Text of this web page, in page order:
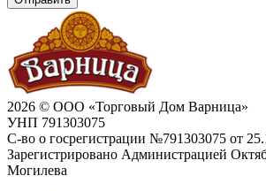
2026 © ООО «Торговый Дом Варница»
УНП 791303075
С-во о госрегистрации №791303075 от
Зарегистрировано Администрацией
Могилева